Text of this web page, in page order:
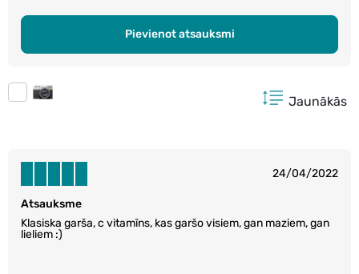
Pievienot atsauksmi
Jaunākās
24/04/2022
Atsauksme
Klasiska garša, c vitamīns, kas garšo visiem, gan maziem, gan
lieliem :)